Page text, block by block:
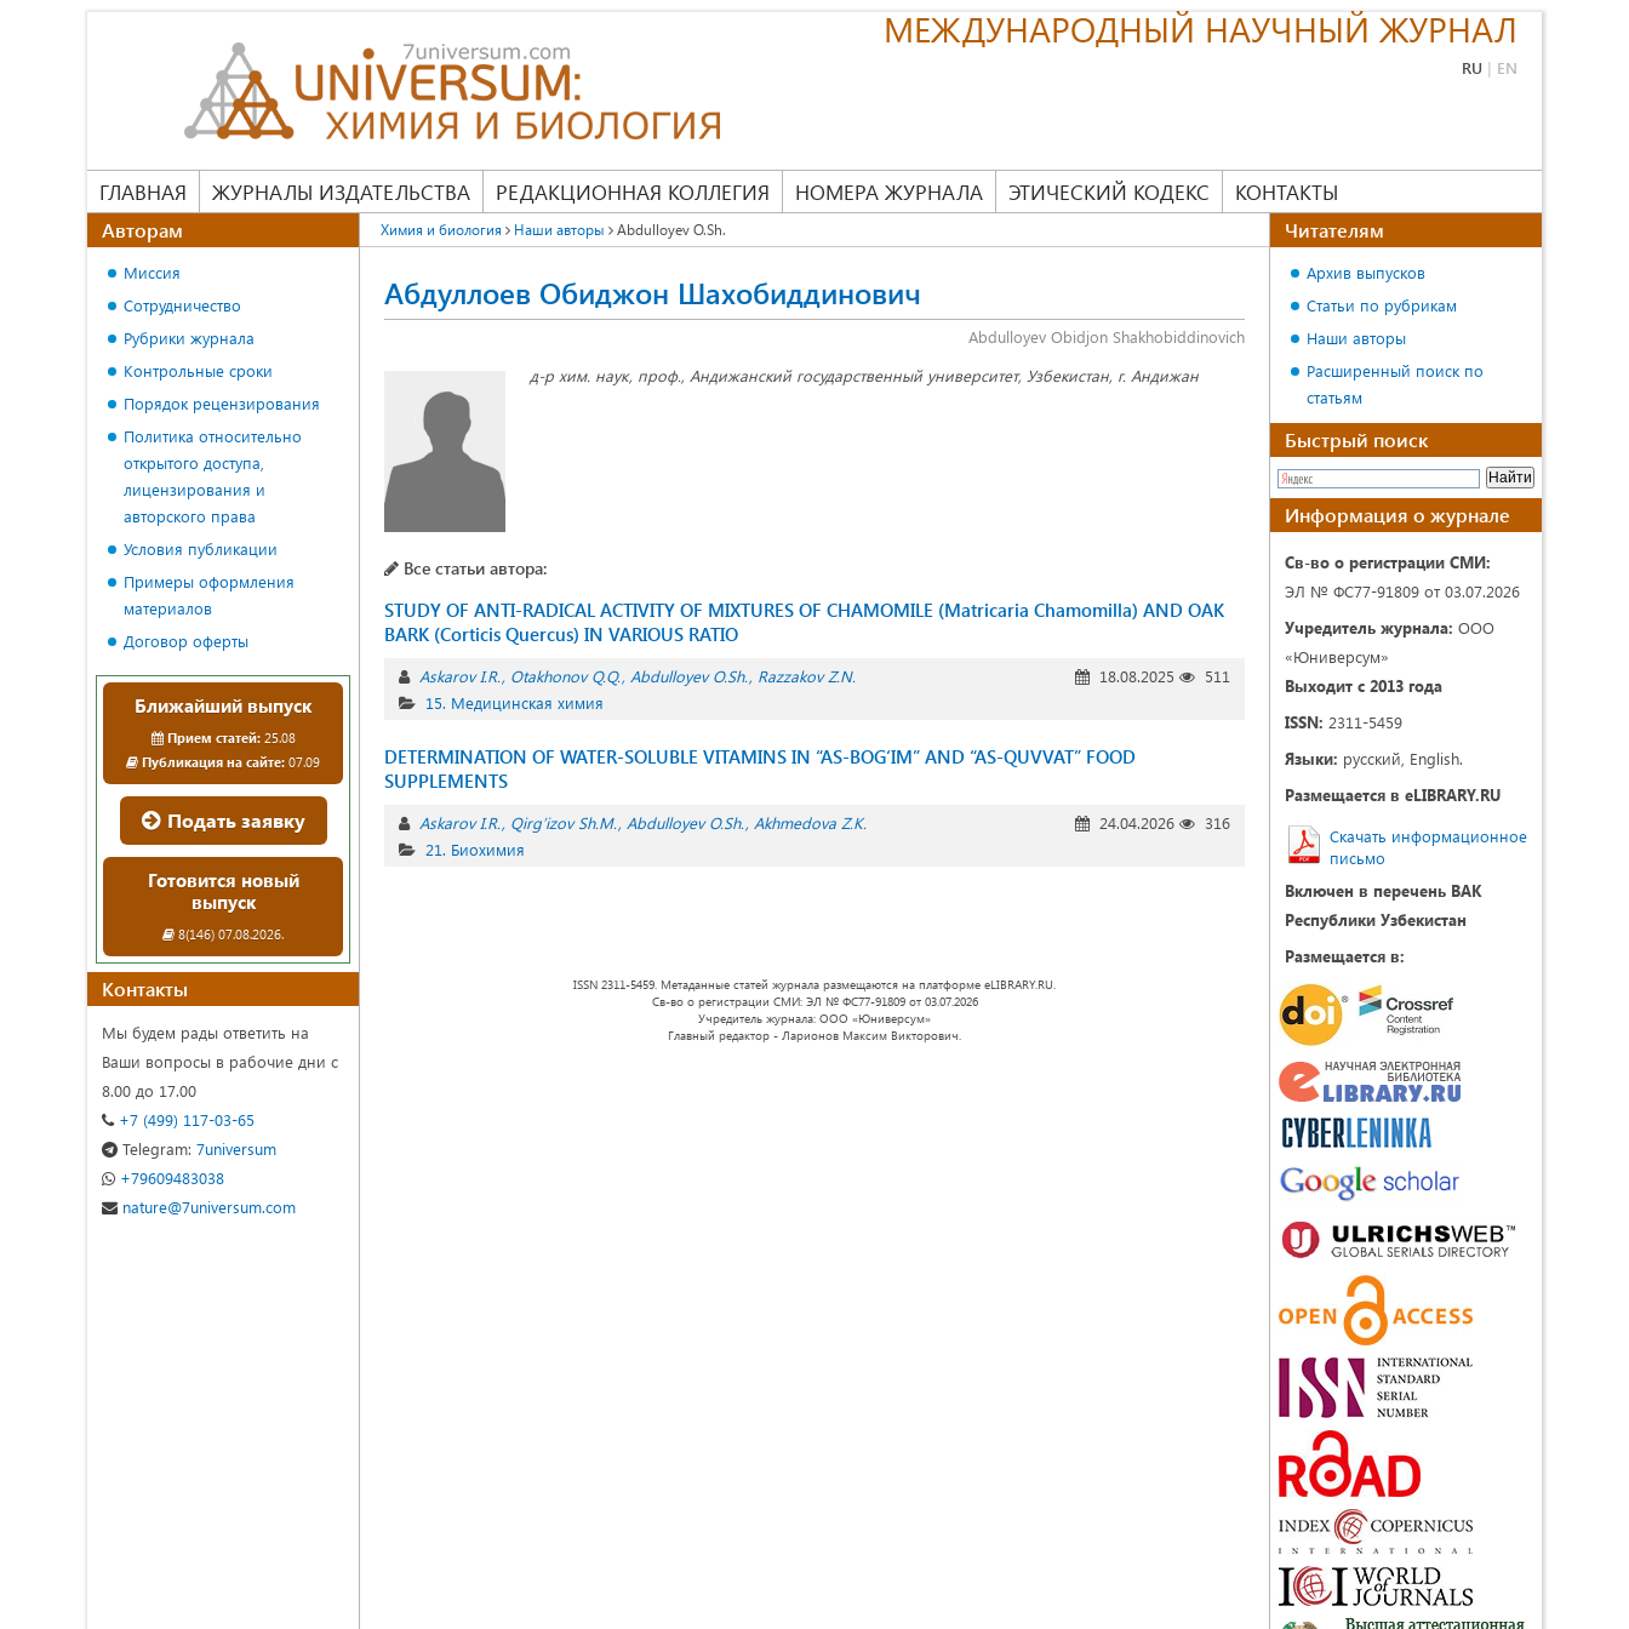
МЕЖДУНАРОДНЫЙ НАУЧНЫЙ ЖУРНАЛ
RU | EN
ГЛАВНАЯ ЖУРНАЛЫ ИЗДАТЕЛЬСТВА РЕДАКЦИОННАЯ КОЛЛЕГИЯ НОМЕРА ЖУРНАЛА ЭТИЧЕСКИЙ КОДЕКС КОНТАКТЫ
Химия и биология Наши авторы Abdulloyev O.Sh.
Абдуллоев Обиджон Шахобиддинович
Abdulloyev Obidjon Shakhobiddinovich
д-р хим. наук, проф., Андижанский государственный университет, Узбекистан, г. Андижан
Все статьи автора:
STUDY OF ANTI-RADICAL ACTIVITY OF MIXTURES OF CHAMOMILE (Matricaria Chamomilla) AND OAK
BARK (Corticis Quercus) IN VARIOUS RATIO
Askarov I.R. Otakhonov Q.Q. Abdulloyev O.Sh. Razzakov Z.N. 18.08.2025
511
15. Медицинская химия
DETERMINATION OF WATER-SOLUBLE VITAMINS IN “AS-BOG‘IM” AND “AS-QUVVAT” FOOD
SUPPLEMENTS
Askarov I.R. Qirg’izov Sh.M. Abdulloyev O.Sh. Akhmedova Z.K. 24.04.2026
316
21. Биохимия
ISSN 2311-5459. Метаданные статей журнала размещаются на платформе eLIBRARY.RU.
Св-во о регистрации СМИ: ЭЛ № ФС77-91809 от 03.07.2026
Учредитель журнала: ООО «Юниверсум»
Главный редактор - Ларионов Максим Викторович.
Авторам
Миссия
Сотрудничество
Рубрики журнала
Контрольные сроки
Порядок рецензирования
Политика относительно
открытого доступа,
лицензирования и
авторского права
Условия публикации
Примеры оформления
материалов
Договор оферты
Ближайший выпуск
Прием статей:25.08
Публикация на сайте: 07.09
Подать заявку
Готовится новый
выпуск
8(146) 07.08.2026.
Контакты
Мы будем рады ответить на
Ваши вопросы в рабочие дни с
8.00 до 17.00
+7 (499) 117-03-65
Telegram: 7universum
+79609483038
nature@7universum.com
Читателям
Архив выпусков
Статьи по рубрикам
Наши авторы
Расширенный поиск по
статьям
Быстрый поиск
Информация о журнале
Св-во о регистрации СМИ:
ЭЛ № ФС77-91809 от 03.07.2026
Учредитель журнала: ООО
«Юниверсум»
Выходит с 2013 года
ISSN: 2311-5459
Языки: русский, English.
Размещается в eLIBRARY.RU
Скачать информационное
письмо
Включен в перечень ВАК
Республики Узбекистан
Размещается в: